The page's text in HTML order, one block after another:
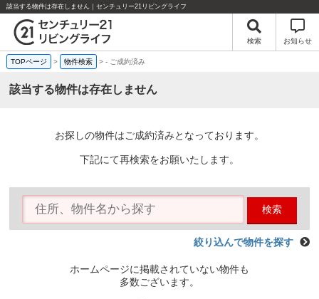
該当する物件は存在しません｜センチュリー21リビングライフ
検索 お知らせ
TOPページ > 物件検索 >- ご成約済み
該当する物件は存在しません
お探しの物件はご成約済みとなっております。
下記にて再検索をお願いたします。
検索
絞り込んで物件を探す
ホームページに掲載されていない物件も
多数ございます。